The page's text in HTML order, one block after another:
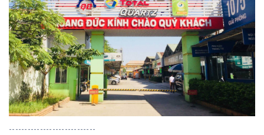
----------------------------